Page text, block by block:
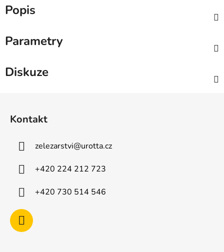
Popis
Parametry
Diskuze
Kontakt
zelezarstvi@urotta.cz
+420 224 212 723
+420 730 514 546